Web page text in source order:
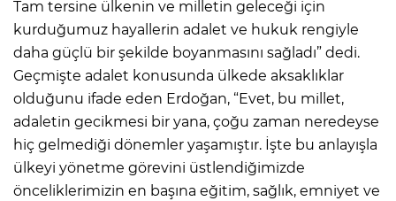
Tam tersine ülkenin ve milletin geleceği için
kurduğumuz hayallerin adalet ve hukuk rengiyle
daha güçlü bir şekilde boyanmasını sağladı” dedi.
Geçmişte adalet konusunda ülkede aksaklıklar
olduğunu ifade eden Erdoğan, “Evet, bu millet,
adaletin gecikmesi bir yana, çoğu zaman neredeyse
hiç gelmediği dönemler yaşamıştır. İşte bu anlayışla
ülkeyi yönetme görevini üstlendiğimizde
önceliklerimizin en başına eğitim, sağlık, emniyet ve